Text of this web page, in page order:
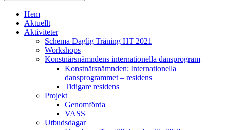
Hem
Aktuellt
Aktiviteter
Schema Daglig Träning HT 2021
Workshops
Konstnärsnämndens internationella dansprogram
Konstnärsnämnden: Internationella
dansprogrammet – residens
Tidigare residens
Projekt
Genomförda
VASS
Utbudsdagar